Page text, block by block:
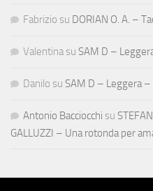
Fabrizio su DORIAN O. A. –
Valentina su SAM D –
Danilo su SAM D – Leggera –
Antonio Bacciocchi su
GALLUZZI – Una rotonda per